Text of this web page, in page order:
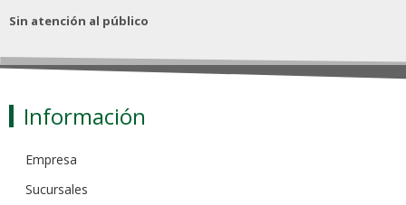
Sin atención al público
Información
Empresa
Sucursales